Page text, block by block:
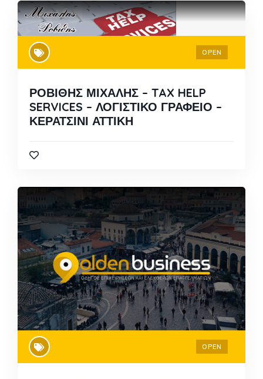
OPEN
ΡΟΒΙΘΗΣ ΜΙΧΑΛΗΣ – TAX HELP
SERVICES – ΛΟΓΙΣΤΙΚΟ ΓΡΑΦΕΙΟ –
ΚΕΡΑΤΣΙΝΙ ΑΤΤΙΚΗ
OPEN